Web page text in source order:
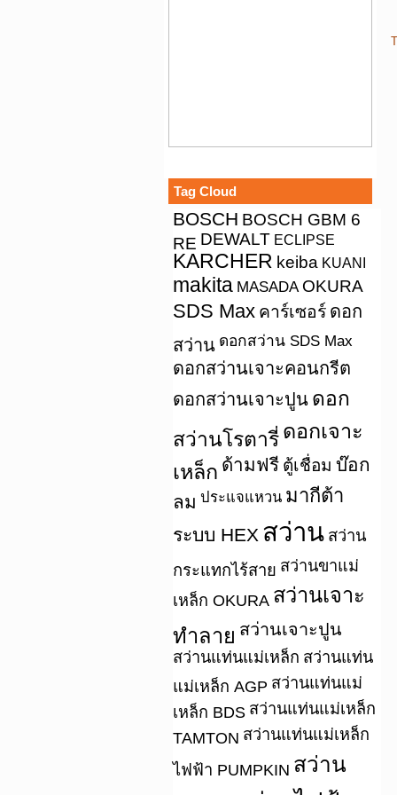
Tag Cloud
BOSCH BOSCH GBM 6
RE DEWALT ECLIPSE
KARCHER keiba KUANI
makita MASADA OKURA
SDS Max คาร์เซอร์ ดอก
สว่าน ดอกสว่าน SDS Max
ดอกสว่านเจาะคอนกรีต
ดอกสว่านเจาะปูน ดอก
สว่านโรตารี่ ดอกเจาะ
เหล็ก ด้ามฟรี ตู้เชื่อม บ๊อก
ลม ประแจแหวน มากีต้า
ระบบ HEX สว่าน สว่าน
กระแทกไร้สาย สว่านขาแม่
เหล็ก OKURA สว่านเจาะ
ทำลาย สว่านเจาะปูน
สว่านแท่นแม่เหล็ก สว่านแท่น
แม่เหล็ก AGP สว่านแท่นแม่
เหล็ก BDS สว่านแท่นแม่เหล็ก
TAMTON สว่านแท่นแม่เหล็ก
ไฟฟ้า PUMPKIN สว่าน